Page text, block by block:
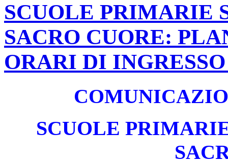
SCUOLE PRIMARIE
SACRO CUORE:
ORARI DI
SCUOLE